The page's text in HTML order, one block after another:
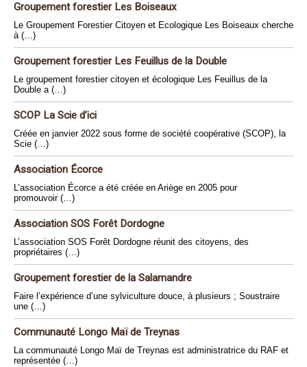
Groupement forestier Les Boiseaux
Le Groupement Forestier Citoyen et Ecologique Les Boiseaux cherche
à (…)
Groupement forestier Les Feuillus de la Double
Le groupement forestier citoyen et écologique Les Feuillus de la
Double a (…)
SCOP La Scie d’ici
Créée en janvier 2022 sous forme de société coopérative (SCOP), la
Scie (…)
Association Écorce
L’association Écorce a été créée en Ariège en 2005 pour
promouvoir (…)
Association SOS Forêt Dordogne
L’association SOS Forêt Dordogne réunit des citoyens, des
propriétaires (…)
Groupement forestier de la Salamandre
Faire l’expérience d’une sylviculture douce, à plusieurs ; Soustraire
une (…)
Communauté Longo Maï de Treynas
La communauté Longo Maï de Treynas est administratrice du RAF et
représentée (…)